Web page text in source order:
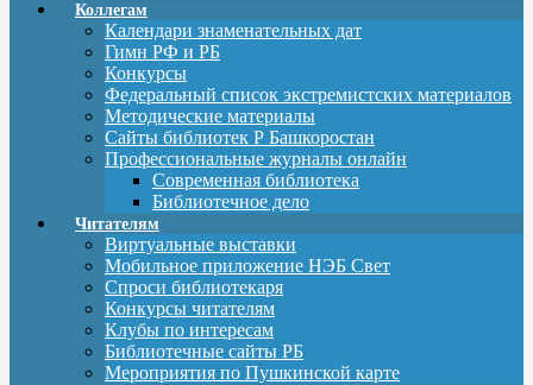
Коллегам
Календари знаменательных дат
Гимн РФ и РБ
Конкурсы
Федеральный список экстремистских материалов
Методические материалы
Сайты библиотек Р Башкоростан
Профессиональные журналы онлайн
Современная библиотека
Библиотечное дело
Читателям
Виртуальные выставки
Мобильное приложение НЭБ Свет
Спроси библиотекаря
Конкурсы читателям
Клубы по интересам
Библиотечные сайты РБ
Мероприятия по Пушкинской карте